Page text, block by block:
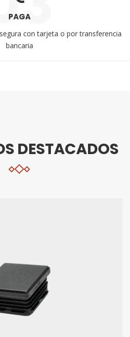
PAGA
con tarjeta o por transferencia
bancaria
DESTACADOS